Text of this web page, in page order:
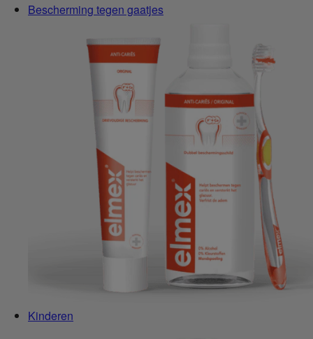
Bescherming tegen gaatjes
Kinderen